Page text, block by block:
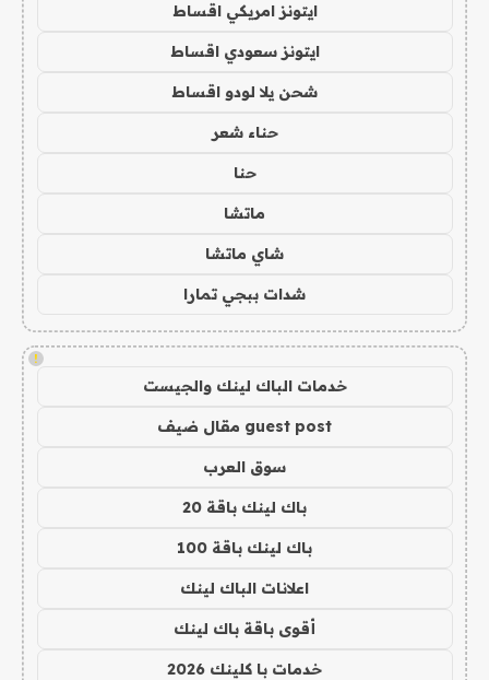
ايتونز امريكي اقساط
ايتونز سعودي اقساط
شحن يلا لودو اقساط
حناء شعر
حنا
ماتشا
شاي ماتشا
شدات ببجي تمارا
!
خدمات الباك لينك والجيست
guest post مقال ضيف
سوق العرب
باك لينك باقة 20
باك لينك باقة 100
اعلانات الباك لينك
أقوى باقة باك لينك
خدمات با كلينك 2026